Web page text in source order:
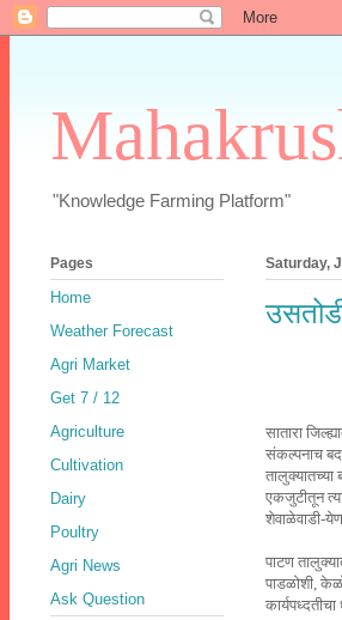
"Knowledge Farming Platform"
Saturday,
सातारा
संकल्पनाच
एकजुटीतून
शेवाळेवाडी-
पाटण
पाडळोशी,
Pages
Home
Weather Forecast
Agri Market
Get 7 / 12
Agriculture
Cultivation
Dairy
Poultry
Agri News
Ask Question